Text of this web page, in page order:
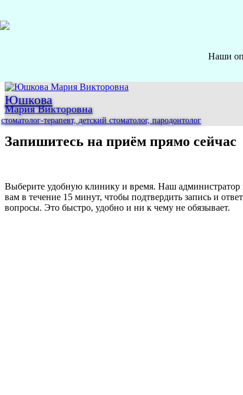
Наши
Юшкова
Мария Викторовна
стоматолог-терапевт, детский стоматолог, пародонтолог
Запишитесь на приём прямо сейчас
Выберите удобную клинику и время. Наш администратор
вам в течение 15 минут, чтобы подтвердить запись и
вопросы. Это быстро, удобно и ни к чему не обязывает.